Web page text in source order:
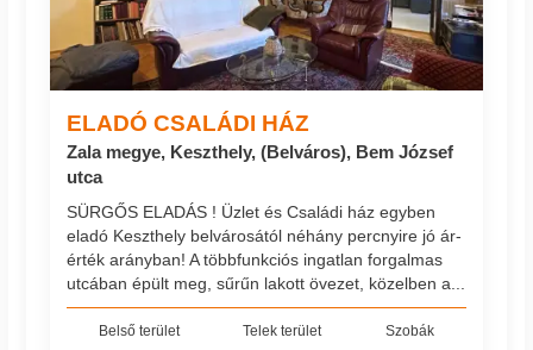
ELADÓ CSALÁDI HÁZ
Zala megye, Keszthely, (Belváros), Bem József
utca
SÜRGŐS ELADÁS ! Üzlet és Családi ház egyben
eladó Keszthely belvárosától néhány percnyire jó ár-
érték arányban! A többfunkciós ingatlan forgalmas
utcában épült meg, sűrűn lakott övezet, közelben a...
Belső terület Telek terület Szobák